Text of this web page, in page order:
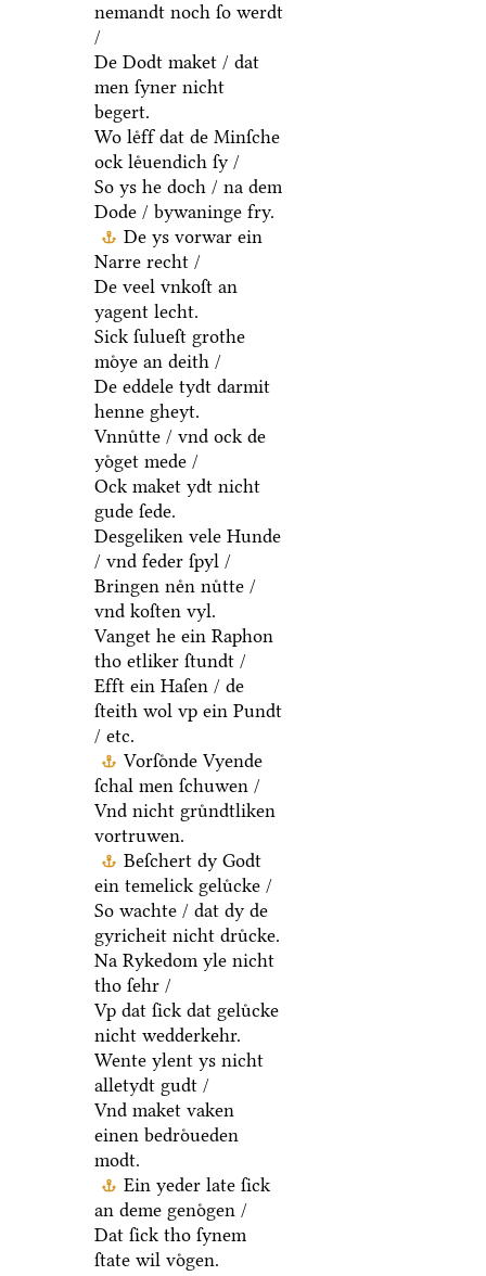
nemandt noch ſo werdt
/
De Dodt maket / dat
men ſyner nicht
begert.
Wo leͤff dat de Minſche
ock leͤuendich ſy /
So ys he doch / na dem
Dode / bywaninge fry.
De ys vorwar ein
Narre recht /
De veel vnkoſt an
yagent lecht.
Sick ſulueſt grothe
moͤye an deith /
De eddele tydt darmit
henne gheyt.
Vnnuͤtte / vnd ock de
yoͤget mede /
Ock maket ydt nicht
gude ſede.
Desgeliken vele Hunde
/ vnd feder ſpyl /
Bringen neͤn nuͤtte /
vnd koſten vyl.
Vanget he ein Raphon
tho etliker ſtundt /
Efft ein Haſen / de
ſteith wol vp ein Pundt
/ etc.
Vorſoͤnde Vyende
ſchal men ſchuwen /
Vnd nicht gruͤndtliken
vortruwen.
Beſchert dy Godt
ein temelick geluͤcke /
So wachte / dat dy de
gyricheit nicht druͤcke.
Na Rykedom yle nicht
tho ſehr /
Vp dat ſick dat geluͤcke
nicht wedderkehr.
Wente ylent ys nicht
alletydt gudt /
Vnd maket vaken
einen bedroͤueden
modt.
Ein yeder late ſick
an deme genoͤgen /
Dat ſick tho ſynem
ſtate wil voͤgen.